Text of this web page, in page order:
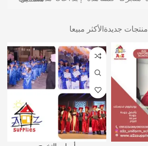
منتجات جديدة الأكثر مبيعا